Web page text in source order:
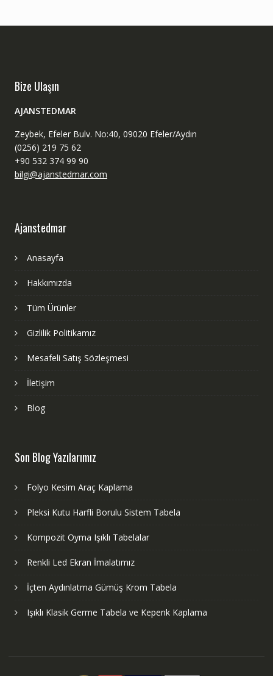
Bize Ulaşın
AJANSTEDMAR
Zeybek, Efeler Bulv. No:40, 09020 Efeler/Aydın
(0256) 219 75 62
+90 532 374 99 90
bilgi@ajanstedmar.com
Ajanstedmar
Anasayfa
Hakkımızda
Tüm Ürünler
Gizlilik Politikamız
Mesafeli Satış Sözleşmesi
İletişim
Blog
Son Blog Yazılarımız
Folyo Kesim Araç Kaplama
Pleksi Kutu Harfli Borulu Sistem Tabela
Kompozit Oyma Işıklı Tabelalar
Renkli Led Ekran İmalatımız
İçten Aydınlatma Gümüş Krom Tabela
Işıklı Klasik Germe Tabela ve Kepenk Kaplama